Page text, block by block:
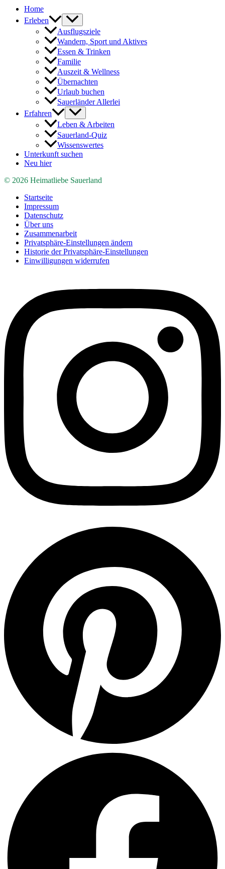
Home
Erleben
Ausflugsziele
Wandern, Sport und Aktives
Essen & Trinken
Familie
Auszeit & Wellness
Übernachten
Urlaub buchen
Sauerländer Allerlei
Erfahren
Leben & Arbeiten
Sauerland-Quiz
Wissenswertes
Unterkunft suchen
Neu hier
© 2026 Heimatliebe Sauerland
Startseite
Impressum
Datenschutz
Über uns
Zusammenarbeit
Privatsphäre-Einstellungen ändern
Historie der Privatsphäre-Einstellungen
Einwilligungen widerrufen